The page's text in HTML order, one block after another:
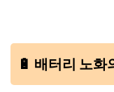
🔋 배터리 노